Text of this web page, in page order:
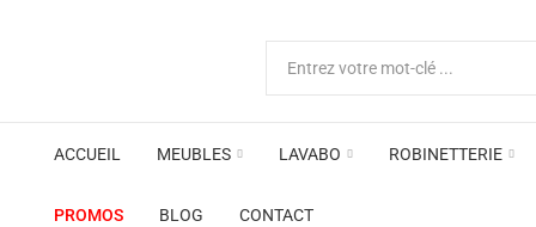
ACCUEIL MEUBLES LAVABO ROBINETTERIE
PROMOS BLOG CONTACT